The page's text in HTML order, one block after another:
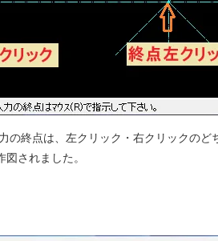
の終点は、左クリック・右クリックのど
されました。